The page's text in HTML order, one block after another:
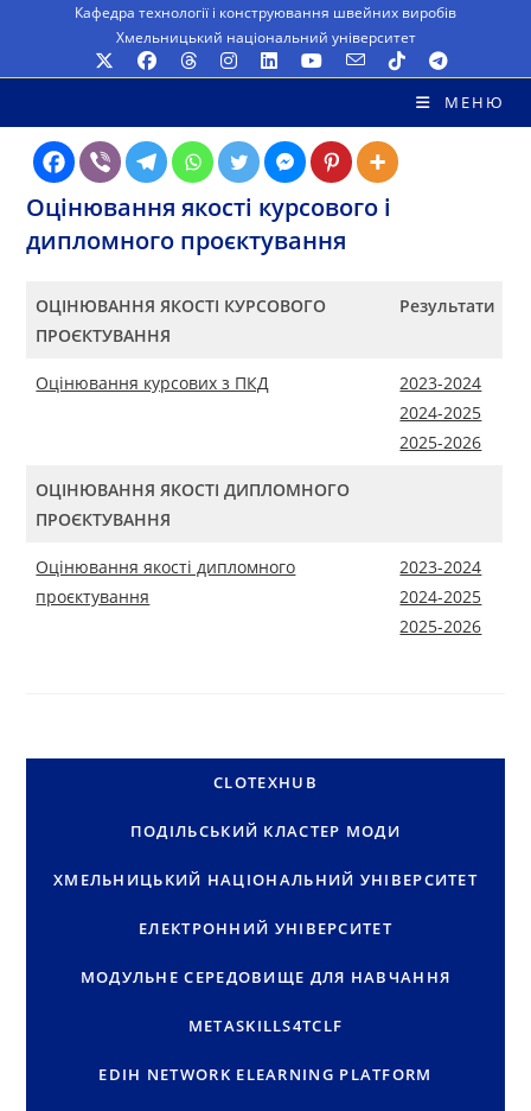
вмісту
Кафедра технології і конструювання швейних виробів
Хмельницький національний університет
МЕНЮ
Оцінювання якості курсового і
дипломного проєктування
ОЦІНЮВАННЯ ЯКОСТІ КУРСОВОГО
ПРОЄКТУВАННЯ
Результати
Оцінювання курсових з ПКД
2023-2024
2024-2025
2025-2026
ОЦІНЮВАННЯ ЯКОСТІ ДИПЛОМНОГО
ПРОЄКТУВАННЯ
Оцінювання якості дипломного
проєктування
2023-2024
2024-2025
2025-2026
CLOTEXHUB
ПОДІЛЬСЬКИЙ КЛАСТЕР МОДИ
ХМЕЛЬНИЦЬКИЙ НАЦІОНАЛЬНИЙ УНІВЕРСИТЕТ
ЕЛЕКТРОННИЙ УНІВЕРСИТЕТ
МОДУЛЬНЕ СЕРЕДОВИЩЕ ДЛЯ НАВЧАННЯ
METASKILLS4TCLF
EDIH NETWORK ELEARNING PLATFORM